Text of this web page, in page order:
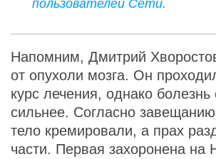
пользователей Сети.
Напомним, Дмитрий
от опухоли мозга. Он
курс лечения, однако болезнь
сильнее. Согласно завещанию
тело кремировали, а прах
части. Первая захоронена на